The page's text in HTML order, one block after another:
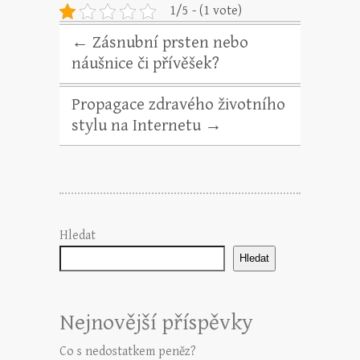
1/5 - (1 vote)
← Zásnubní prsten nebo
náušnice či přívěšek?
Propagace zdravého životního
stylu na Internetu →
Hledat
Hledat
Nejnovější příspěvky
Co s nedostatkem peněz?